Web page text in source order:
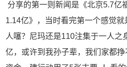
分享的第一则新闻是《北京5.7亿
1.14亿》，当时看完第一个感觉
人噻？尼玛还是110注集于一人之
亿，或许到我孙子辈，我们家都